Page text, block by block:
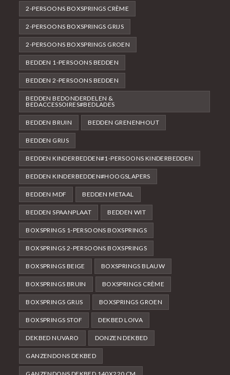
2-PERSOONS BOXSPRINGS CRÈME
2-PERSOONS BOXSPRINGS GRIJS
2-PERSOONS BOXSPRINGS GROEN
BEDDEN 1-PERSOONS BEDDEN
BEDDEN 2-PERSOONS BEDDEN
BEDDEN BEDONDERDELEN &
BEDACCESSOIRES#BEDLADES
BEDDEN BRUIN BEDDEN GRENENHOUT
BEDDEN GRIJS
BEDDEN KINDERBEDDEN#1-PERSOONS KINDERBEDDEN
BEDDEN KINDERBEDDEN#HOOGSLAPERS
BEDDEN MDF BEDDEN METAAL
BEDDEN SPAANPLAAT BEDDEN WIT
BOXSPRINGS 1-PERSOONS BOXSPRINGS
BOXSPRINGS 2-PERSOONS BOXSPRINGS
BOXSPRINGS BEIGE BOXSPRINGS BLAUW
BOXSPRINGS BRUIN BOXSPRINGS CRÈME
BOXSPRINGS GRIJS BOXSPRINGS GROEN
BOXSPRINGS STOF DEKBED LOIVA
DEKBED NUVARO DONZEN DEKBED
GANZENDONS DEKBED